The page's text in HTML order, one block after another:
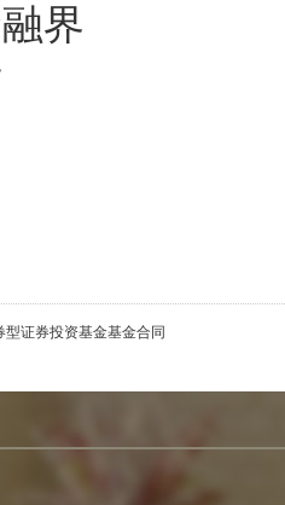
界
证券投资基金基金合同